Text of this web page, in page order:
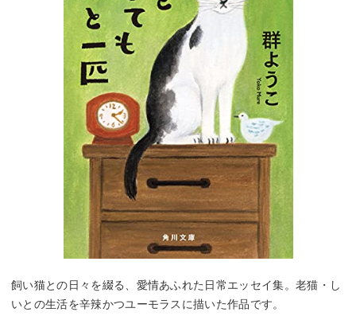
飼い猫との日々を綴る、愛情あふれた日常エッセイ集。老猫・し
いとの生活を辛辣かつユーモラスに描いた作品です。